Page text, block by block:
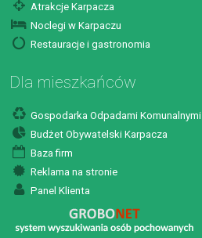
Atrakcje Karpacza
Noclegi w Karpaczu
Restauracje i gastronomia
Dla mieszkańców
Gospodarka Odpadami Komunalnymi
Budżet Obywatelski Karpacza
Baza firm
Reklama na stronie
Panel Klienta